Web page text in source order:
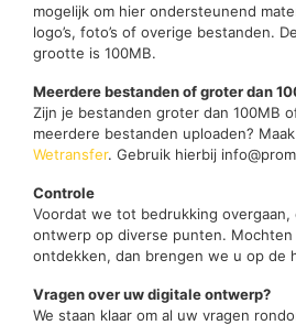
mogelijk om hier ondersteunend
logo’s, foto’s of overige bestanden.
grootte is 100MB.
Meerdere bestanden of groter dan
Zijn je bestanden groter dan 100MB
meerdere bestanden uploaden?
Wetransfer. Gebruik hierbij
Controle
Voordat we tot bedrukking
ontwerp op diverse punten. Mochten
ontdekken, dan brengen we u op de
Vragen over uw digitale ontwerp?
We staan klaar om al uw vragen